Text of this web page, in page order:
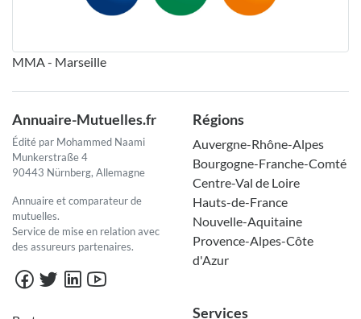
MMA - Marseille
Annuaire-Mutuelles.fr
Édité par Mohammed Naami
Munkerstraße 4
90443 Nürnberg, Allemagne
Annuaire et comparateur de
mutuelles.
Service de mise en relation avec
des assureurs partenaires.
Régions
Auvergne-Rhône-Alpes
Bourgogne-Franche-Comté
Centre-Val de Loire
Hauts-de-France
Nouvelle-Aquitaine
Provence-Alpes-Côte
d'Azur
Services